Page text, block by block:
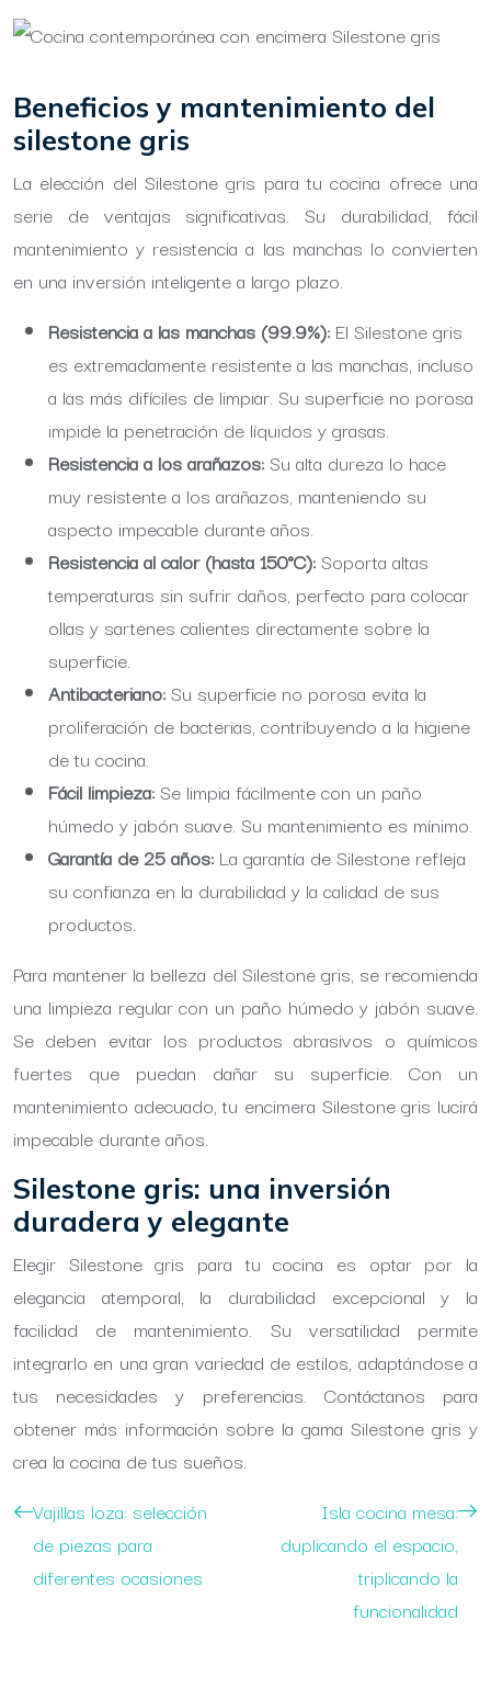
Beneficios y mantenimiento del
silestone gris
La elección del Silestone gris para tu cocina ofrece una
serie de ventajas significativas. Su durabilidad, fácil
mantenimiento y resistencia a las manchas lo convierten
en una inversión inteligente a largo plazo.
Resistencia a las manchas (99.9%): El Silestone gris
es extremadamente resistente a las manchas, incluso
a las más difíciles de limpiar. Su superficie no porosa
impide la penetración de líquidos y grasas.
Resistencia a los arañazos:Su alta dureza lo hace
muy resistente a los arañazos, manteniendo su
aspecto impecable durante años.
Resistencia al calor (hasta 150°C):Soporta altas
temperaturas sin sufrir daños, perfecto para colocar
ollas y sartenes calientes directamente sobre la
superficie.
Antibacteriano:Su superficie no porosa evita la
proliferación de bacterias, contribuyendo a la higiene
de tu cocina.
Fácil limpieza:Se limpia fácilmente con un paño
húmedo y jabón suave. Su mantenimiento es mínimo.
Garantía de 25 años: La garantía de Silestone refleja
su confianza en la durabilidad y la calidad de sus
productos.
Para mantener la belleza del Silestone gris, se recomienda
una limpieza regular con un paño húmedo y jabón suave.
Se deben evitar los productos abrasivos o químicos
fuertes que puedan dañar su superficie. Con un
mantenimiento adecuado, tu encimera Silestone gris lucirá
impecable durante años.
Silestone gris: una inversión
duradera y elegante
Elegir Silestone gris para tu cocina es optar por la
elegancia atemporal, la durabilidad excepcional y la
facilidad de mantenimiento. Su versatilidad permite
integrarlo en una gran variedad de estilos, adaptándose a
tus necesidades y preferencias. Contáctanos para
obtener más información sobre la gama Silestone gris y
crea la cocina de tus sueños.
Vajillas loza: selección
de piezas para
diferentes ocasiones
Isla cocina mesa:
duplicando el espacio,
triplicando la
funcionalidad